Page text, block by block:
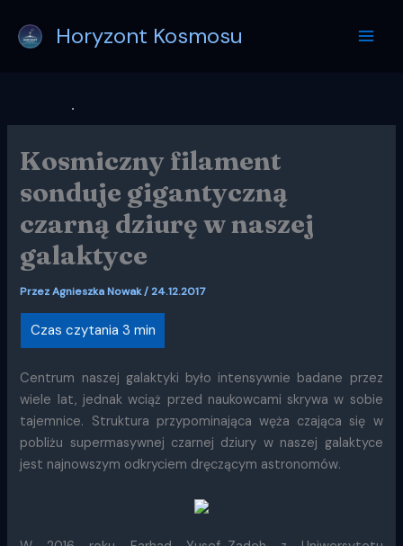
treści
Horyzont Kosmosu
Kosmiczny filament
sonduje gigantyczną
czarną dziurę w naszej
galaktyce
PrzezAgnieszka Nowak/24.12.2017
Centrum naszej galaktyki było intensywnie badane przez
wiele lat, jednak wciąż przed naukowcami skrywa w sobie
tajemnice. Struktura przypominająca węża czająca się w
pobliżu supermasywnej czarnej dziury w naszej galaktyce
jest najnowszym odkryciem dręczącym astronomów.